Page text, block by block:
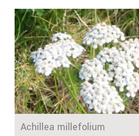
Achillea millefolium